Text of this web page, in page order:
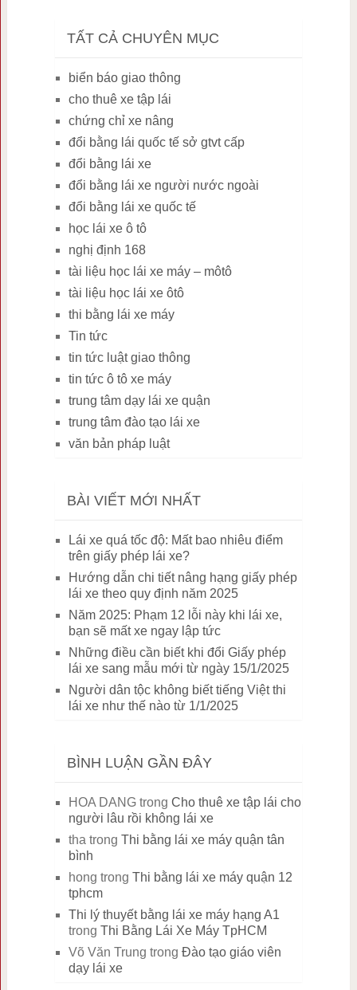
TẤT CẢ CHUYÊN MỤC
biển báo giao thông
cho thuê xe tập lái
chứng chỉ xe nâng
đổi bằng lái quốc tế sở gtvt cấp
đổi bằng lái xe
đổi bằng lái xe người nước ngoài
đổi bằng lái xe quốc tế
học lái xe ô tô
nghị định 168
tài liệu học lái xe máy – môtô
tài liệu học lái xe ôtô
thi bằng lái xe máy
Tin tức
tin tức luật giao thông
tin tức ô tô xe máy
trung tâm dạy lái xe quận
trung tâm đào tạo lái xe
văn bản pháp luật
BÀI VIẾT MỚI NHẤT
Lái xe quá tốc độ: Mất bao nhiêu điểm
trên giấy phép lái xe?
Hướng dẫn chi tiết nâng hạng giấy phép
lái xe theo quy định năm 2025
Năm 2025: Phạm 12 lỗi này khi lái xe,
bạn sẽ mất xe ngay lập tức
Những điều cần biết khi đổi Giấy phép
lái xe sang mẫu mới từ ngày 15/1/2025
Người dân tộc không biết tiếng Việt thi
lái xe như thế nào từ 1/1/2025
BÌNH LUẬN GẦN ĐÂY
HOA DANGtrong Cho thuê xe tập lái cho
người lâu rồi không lái xe
tha trong Thi bằng lái xe máy quận tân
bình
hong trong Thi bằng lái xe máy quận 12
tphcm
Thi lý thuyết bằng lái xe máy hạng A1
trong Thi Bằng Lái Xe Máy TpHCM
Võ Văn Trung trong Đào tạo giáo viên
dạy lái xe